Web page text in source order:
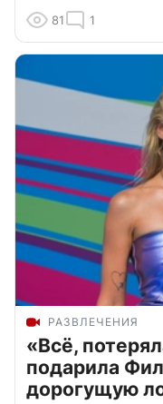
81 1
РАЗВЛЕЧЕНИЯ
«Всё,
подарила
дорогущую